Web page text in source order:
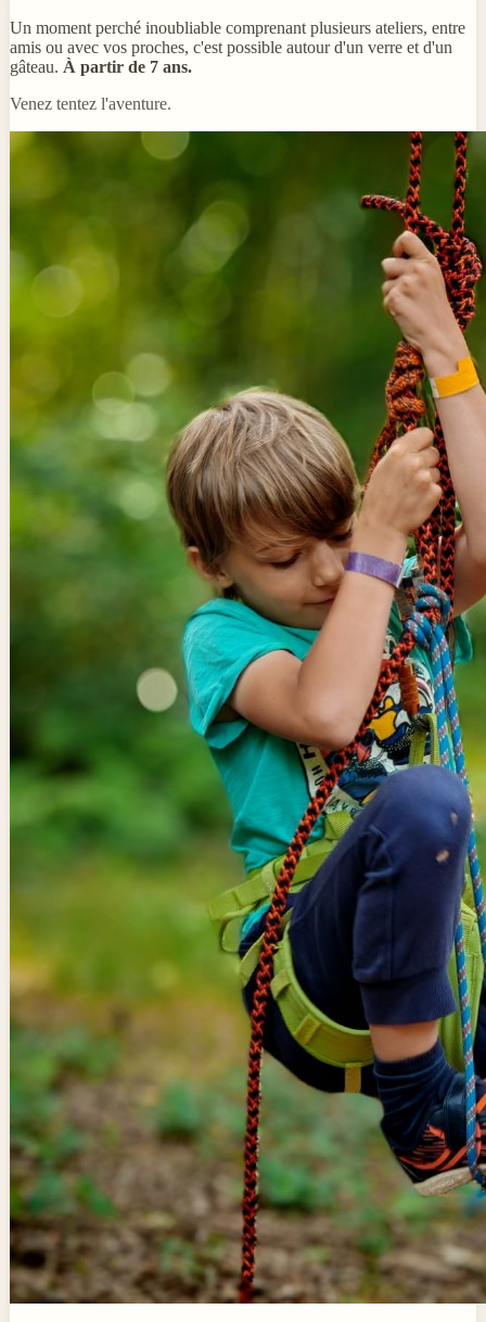
Un moment perché inoubliable comprenant plusieurs ateliers, entre
amis ou avec vos proches, c'est possible autour d'un verre et d'un
gâteau. À partir de 7 ans.
Venez tentez l'aventure.